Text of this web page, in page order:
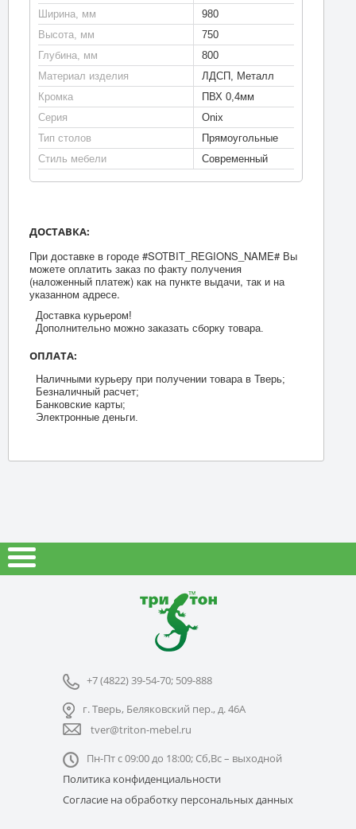
Ширина, мм
980
Высота, мм
750
Глубина, мм
800
Материал изделия
ЛДСП, Металл
Кромка
ПВХ 0,4мм
Серия
Onix
Тип столов
Прямоугольные
Стиль мебели
Современный
ДОСТАВКА:
При доставке в городе #SOTBIT_REGIONS_NAME# Вы
можете оплатить заказ по факту получения
(наложенный платеж) как на пункте выдачи, так и на
указанном адресе.
Доставка курьером!
Дополнительно можно заказать сборку товара.
ОПЛАТА:
Наличными курьеру при получении товара в Тверь;
Безналичный расчет;
Банковские карты;
Электронные деньги.
+7 (4822) 39-54-70; 509-888
г. Тверь, Беляковский пер., д. 46А
tver@triton-mebel.ru
Пн-Пт с 09:00 до 18:00; Сб,Вс – выходной
Политика конфиденциальности
Согласие на обработку персональных данных